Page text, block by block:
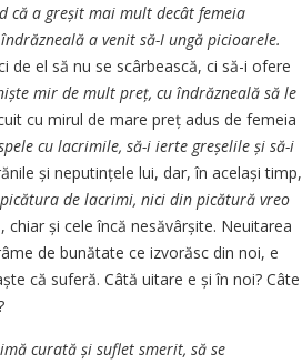
că a greșit mai mult decât femeia
a venit să-I ungă picioarele.
de el să nu se scârbească, ci să-i ofere
mir de mult preț, cu îndrăzneală să le
cu mirul de mare preț adus de femeia
cu lacrimile, să-i ierte greșelile și să-i
și neputințele lui, dar, în același timp,
de lacrimi, nici din picătură vreo
și cele încă nesăvârșite. Neuitarea
de bunătate ce izvorăsc din noi, e
că suferă. Câtă uitare e și în noi? Câte
curată și suflet smerit, să se